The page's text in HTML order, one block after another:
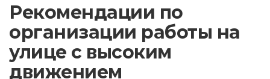
Рекомендации по
организации работы на
улице с высоким
движением